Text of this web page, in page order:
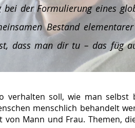
der Formulierung eines
Bestand
dass man dir tu – das füg
verhalten soll, wie man selbst
menschlich behandelt
Mann und Frau. Themen,